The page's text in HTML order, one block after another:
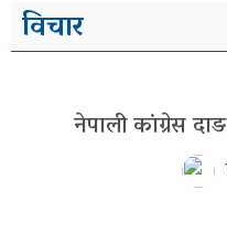
विचार
नेपाली कांग्रेस